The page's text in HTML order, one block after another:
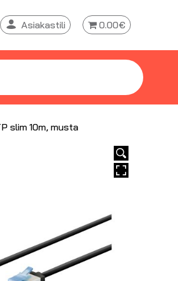
Asiakastili 0.00€
slim 10m, musta